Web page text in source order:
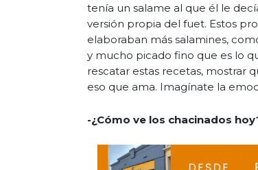
tenía un salame al que él le
versión propia del fuet. Estos
elaboraban más salamines,
y mucho picado fino que es lo
rescatar estas recetas, mostrar
eso que ama. Imagínate la
-¿Cómo ve los chacinados